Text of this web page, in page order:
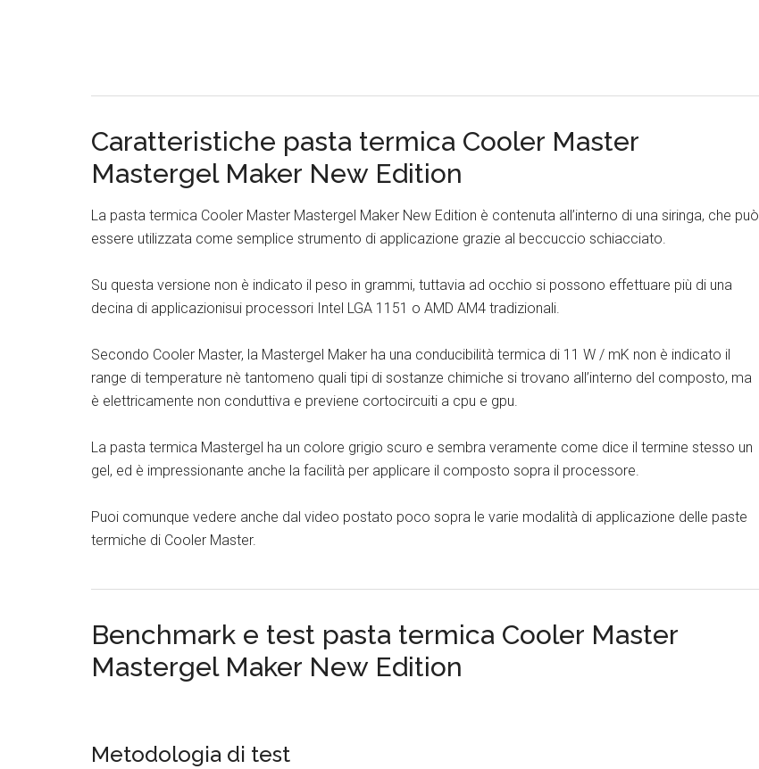
Caratteristiche pasta termica Cooler Master
Mastergel Maker New Edition
La pasta termica Cooler Master Mastergel Maker New Edition è contenuta all’interno di una siringa, che può
essere utilizzata come semplice strumento di applicazione grazie al beccuccio schiacciato.
Su questa versione non è indicato il peso in grammi, tuttavia ad occhio si possono effettuare più di una
decina di applicazionisui processori Intel LGA 1151 o AMD AM4 tradizionali.
Secondo Cooler Master, la Mastergel Maker ha una conducibilità termica di 11 W / mK non è indicato il
range di temperature nè tantomeno quali tipi di sostanze chimiche si trovano all’interno del composto, ma
è elettricamente non conduttiva e previene cortocircuiti a cpu e gpu.
La pasta termica Mastergel ha un colore grigio scuro e sembra veramente come dice il termine stesso un
gel, ed è impressionante anche la facilità per applicare il composto sopra il processore.
Puoi comunque vedere anche dal video postato poco sopra le varie modalità di applicazione delle paste
termiche di Cooler Master.
Benchmark e test pasta termica Cooler Master
Mastergel Maker New Edition
Metodologia di test